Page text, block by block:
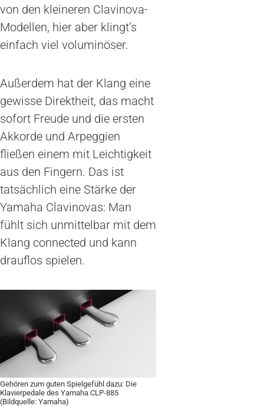
von den kleineren Clavinova-
Modellen, hier aber klingt’s
einfach viel voluminöser.
Außerdem hat der Klang eine
gewisse Direktheit, das macht
sofort Freude und die ersten
Akkorde und Arpeggien
fließen einem mit Leichtigkeit
aus den Fingern. Das ist
tatsächlich eine Stärke der
Yamaha Clavinovas: Man
fühlt sich unmittelbar mit dem
Klang connected und kann
drauflos spielen.
Gehören zum guten Spielgefühl dazu: Die
Klavierpedale des Yamaha CLP-885
(Bildquelle: Yamaha)